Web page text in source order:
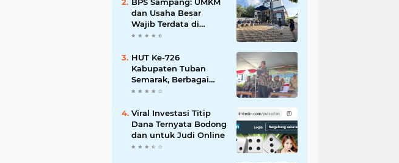
Silaturrahmi dan
Media Komunikasi
Antar-Kades untuk
dan Usaha Besar
Wajib Terdata di
Sensus Ekonomi 2026,
Sasaran
HUT Ke-726
Kabupaten Tuban
Semarak, Berbagai
Prestasinya Pun
Viral Investasi Titip
Dana Ternyata Bodong
dan untuk Judi Online